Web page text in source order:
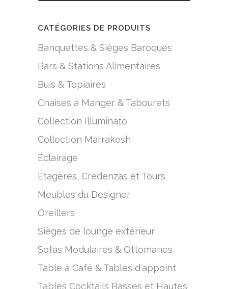
CATÉGORIES DE PRODUITS
Banquettes & Sièges Baroques
Bars & Stations Alimentaires
Buis & Topiaires
Chaises à Manger & Tabourets
Collection Illuminato
Collection Marrakesh
Éclairage
Étagères, Credenzas et Tours
Meubles du Designer
Oreillers
Sièges de lounge extérieur
Sofas Modulaires & Ottomanes
Table à Café & Tables d'appoint
Tables Cocktails Basses et Hautes